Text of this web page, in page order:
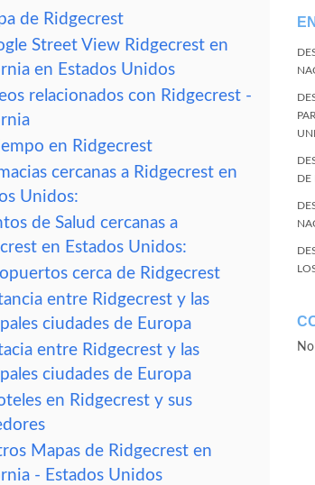
de Ridgecrest
Street View Ridgecrest en
en Estados Unidos
relacionados con Ridgecrest -
en Ridgecrest
cercanas a Ridgecrest en
Unidos:
de Salud cercanas a
en Estados Unidos:
cerca de Ridgecrest
entre Ridgecrest y las
ciudades de Europa
entre Ridgecrest y las
ciudades de Europa
en Ridgecrest y sus
Mapas de Ridgecrest en
- Estados Unidos
DE